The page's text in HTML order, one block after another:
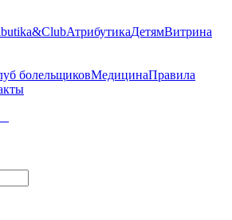
АтрибутикаДетямВитрина
болельщиковМедицинаПравила